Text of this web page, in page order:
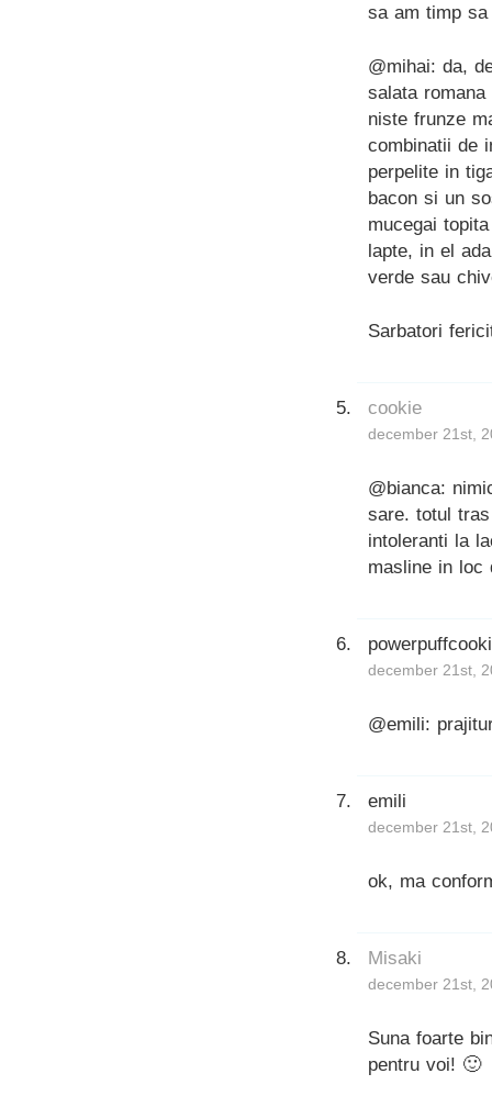
sa am timp
@mihai: da,
salata
niste frunze
combinatii de
perpelite in
bacon si un
mucegai
lapte, in el
verde sau
Sarbatori
cookie
december 21st,
@bianca:
sare. totul
intoleranti la
masline in loc
december 21st,
@emili:
emili
december 21st,
ok, ma
Misaki
december 21st,
Suna foarte
pentru voi! 🙂